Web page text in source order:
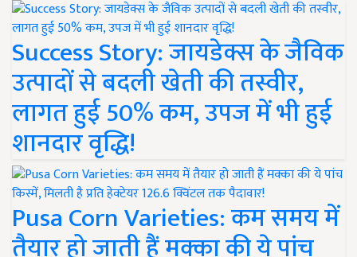
Success Story: जायडेक्स के जैविक
उत्पादों से बदली खेती की तस्वीर,
लागत हुई 50% कम, उपज में भी हुई
शानदार वृद्धि!
Pusa Corn Varieties: कम समय में
तैयार हो जाती हैं मक्का की ये पांच